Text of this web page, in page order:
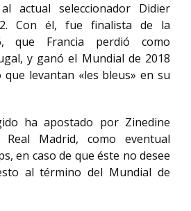
actual seleccionador Didier
Con él, fue finalista de la
que Francia perdió como
y ganó el Mundial de 2018
que levantan «les bleus» en su
ha apostado por Zinedine
Real Madrid, como eventual
en caso de que éste no desee
al término del Mundial de